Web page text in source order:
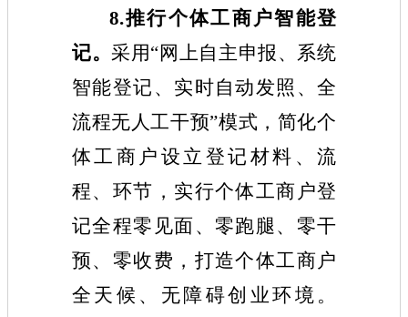
8.推行个体工商户智能登
记。 采用“网上自主申报、系统
智能登记、实时自动发照、全
流程无人工干预”模式，简化个
体工商户设立登记材料、流
程、环节，实行个体工商户登
记全程零见面、零跑腿、零干
预、零收费，打造个体工商户
全天候、无障碍创业环境。